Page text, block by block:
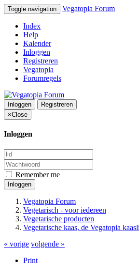
Toggle navigation Vegatopia Forum
Index
Help
Kalender
Inloggen
Registreren
Vegatopia
Forumregels
Inloggen
Registreren
×Close
Inloggen
Remember me
Inloggen
Vegatopia Forum
Vegetarisch - voor iedereen
Vegetarische producten
Vegetarische kaas, de Vegatopia
« vorige volgende »
Print